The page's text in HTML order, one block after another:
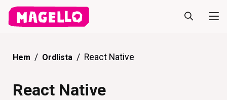
Hem Ordlista React Native
React Native